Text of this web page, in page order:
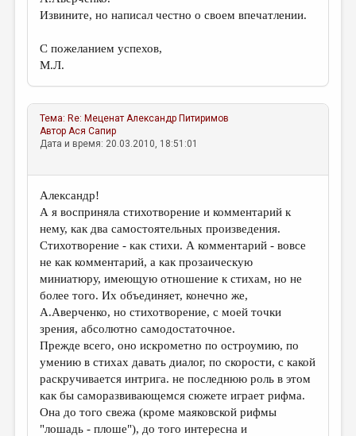
Извините, но написал честно о своем впечатлении.
С пожеланием успехов,
М.Л.
Тема: Re: Меценат Александр Питиримов
АвторАся Сапир
Дата и время: 20.03.2010, 18:51:01
Александр!
А я восприняла стихотворение и комментарий к
нему, как два самостоятельных произведения.
Стихотворение - как стихи. А комментарий - вовсе
не как комментарий, а как прозаическую
миниатюру, имеющую отношение к стихам, но не
более того. Их объединяет, конечно же,
А.Аверченко, но стихотворение, с моей точки
зрения, абсолютно самодостаточное.
Прежде всего, оно искрометно по остроумию, по
умению в стихах давать диалог, по скорости, с какой
раскручивается интрига. не последнюю роль в этом
как бы саморазвивающемся сюжете играет рифма.
Она до того свежа (кроме маяковской рифмы
"лошадь - плоше"), до того интересна и